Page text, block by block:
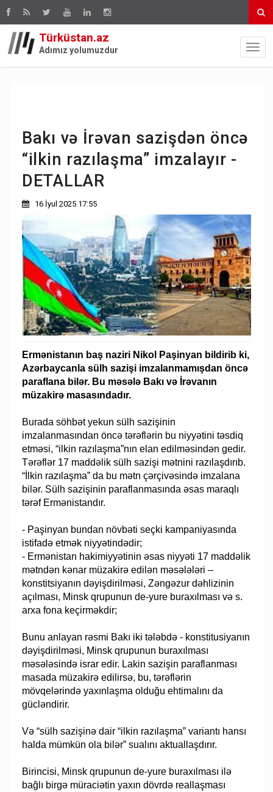
Türküstan.az
Adımız yolumuzdur
Bakı və İrəvan sazişdən öncə
“ilkin razılaşma” imzalayır -
DETALLAR
16 İyul 2025 17:55
Ermənistanın baş naziri Nikol Paşinyan bildirib ki,
Azərbaycanla sülh sazişi imzalanmamışdan öncə
paraflana bilər. Bu məsələ Bakı və İrəvanın
müzakirə masasındadır.
Burada söhbət yekun sülh sazişinin
imzalanmasından öncə tərəflərin bu niyyətini təsdiq
etməsi, “ilkin razılaşma”nın elan edilməsindən gedir.
Tərəflər 17 maddəlik sülh sazişi mətnini razılaşdırıb.
“İlkin razılaşma” da bu mətn çərçivəsində imzalana
bilər. Sülh sazişinin paraflanmasında əsas maraqlı
tərəf Ermənistandır.
- Paşinyan bundan növbəti seçki kampaniyasında
istifadə etmək niyyətindədir;
- Ermənistan hakimiyyətinin əsas niyyəti 17 maddəlik
mətndən kənar müzakirə edilən məsələləri –
konstitsiyanın dəyişdirilməsi, Zəngəzur dəhlizinin
açılması, Minsk qrupunun de-yure buraxılması və s.
arxa fona keçirməkdir;
Bunu anlayan rəsmi Bakı iki tələbdə - konstitusiyanın
dəyişdirilməsi, Minsk qrupunun buraxılması
məsələsində israr edir. Lakin sazişin paraflanması
masada müzakirə edilirsə, bu, tərəflərin
mövqelərində yaxınlaşma olduğu ehtimalını da
gücləndirir.
Və “sülh sazişinə dair “ilkin razılaşma” variantı hansı
halda mümkün ola bilər” sualını aktuallaşdırır.
Birincisi, Minsk qrupunun de-yure buraxılması ilə
bağlı birgə müraciətin yaxın dövrdə reallaşması